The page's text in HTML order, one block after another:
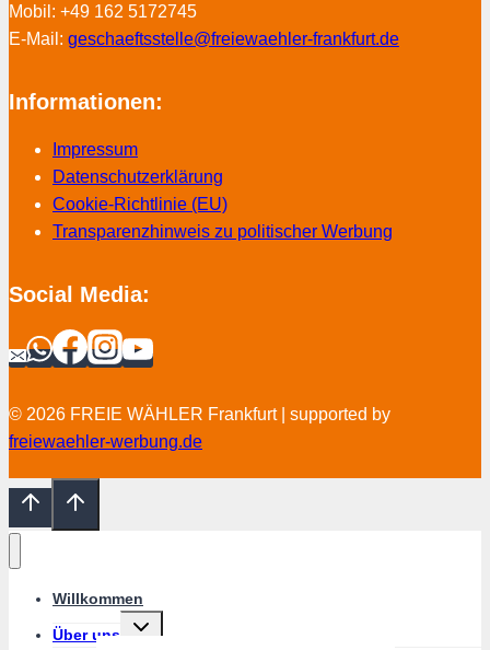
Mobil: +49 162 5172745
E-Mail: geschaeftsstelle@freiewaehler-frankfurt.de
Informationen:
Impressum
Datenschutzerklärung
Cookie-Richtlinie (EU)
Transparenzhinweis zu politischer Werbung
Social Media:
© 2026 FREIE WÄHLER Frankfurt | supported by
freiewaehler-werbung.de
Willkommen
Über uns
Untermenü
umschalten